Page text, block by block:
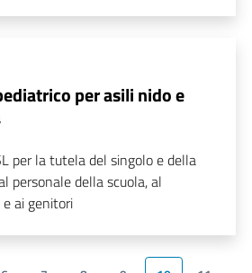
per asili nido e
per la tutela del singolo e della
personale della scuola, al
ai genitori